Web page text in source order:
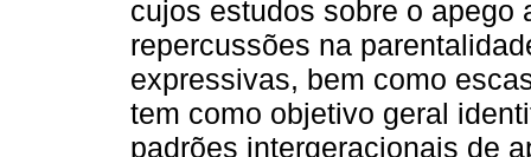
cujos estudos sobre o apego
repercussões na
expressivas, bem como
tem como objetivo geral
padrões intergeracionais de